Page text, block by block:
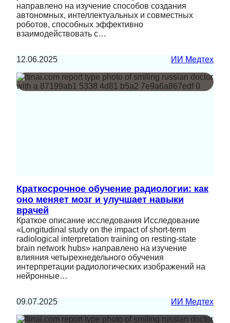
направлено на изучение способов создания
автономных, интеллектуальных и совместных
роботов, способных эффективно
взаимодействовать с…
12.06.2025 ИИ Медтех
Краткосрочное обучение радиологии: как
оно меняет мозг и улучшает навыки
врачей
Краткое описание исследования Исследование
«Longitudinal study on the impact of short-term
radiological interpretation training on resting-state
brain network hubs» направлено на изучение
влияния четырехнедельного обучения
интерпретации радиологических изображений на
нейронные…
09.07.2025 ИИ Медтех